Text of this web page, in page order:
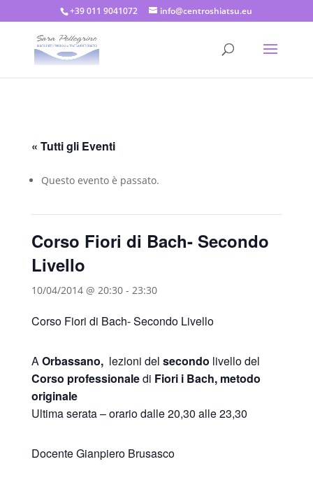
+39 011 9041072 info@centroshiatsu.eu
« Tutti gli Eventi
Questo evento è passato.
Corso Fiori di Bach- Secondo
Livello
10/04/2014 @ 20:30- 23:30
Corso Fiori di Bach- Secondo Livello
AOrbassano, lezioni del secondo livello del
Corso professionaledi Fiori i Bach, metodo
originale
Ultima serata – orario dalle 20,30 alle 23,30
Docente Gianpiero Brusasco